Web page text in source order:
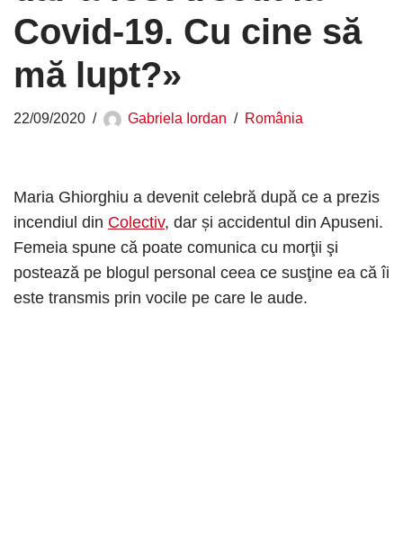
Covid-19. Cu cine să
mă lupt?»
22/09/2020 Gabriela Iordan România
Maria Ghiorghiu a devenit celebră după ce a prezis
incendiul din Colectiv, dar și accidentul din Apuseni.
Femeia spune că poate comunica cu morţii şi
postează pe blogul personal ceea ce susţine ea că îi
este transmis prin vocile pe care le aude.